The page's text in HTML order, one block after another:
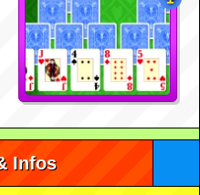
Infos